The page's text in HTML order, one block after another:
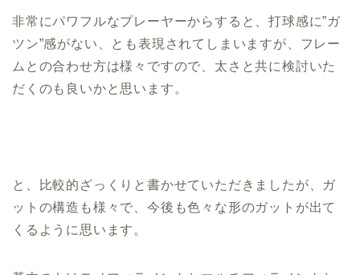
非常にパワフルなプレーヤーからすると、打球感に”ガ
ツン”感がない、とも表現されてしまいますが、フレー
ムとの合わせ方は様々ですので、太さと共に検討いた
だくのも良いかと思います。
と、比較的ざっくりと書かせていただきましたが、ガ
ットの構造も様々で、今後も色々な形のガットが出て
くるように思います。